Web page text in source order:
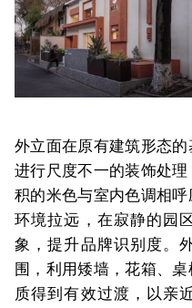
外立面在原有建筑形态
进行尺度不一的装饰处
积的米色与室内色调相
环境拉远，在寂静的园
象，提升品牌识别度。
围，利用矮墙，花箱、
质得到有效过渡，以亲